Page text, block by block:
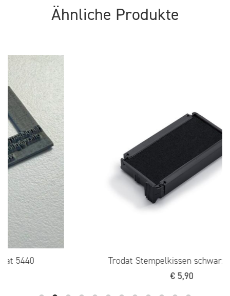
Ähnliche Produkte
Trodat Stempelkissen schwarz 6/4913